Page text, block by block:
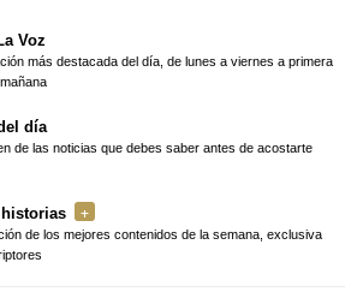
Voz
más destacada del día, de lunes a viernes a primera
día
de las noticias que debes saber antes de acostarte
de los mejores contenidos de la semana, exclusiva